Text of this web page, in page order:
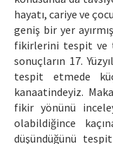
hayatı, cariye ve
geniş bir yer
fikirlerini tespit ve
sonuçların 17.
tespit etmede
kanaatindeyiz.
fikir yönünü
olabildiğince
düşündüğünü